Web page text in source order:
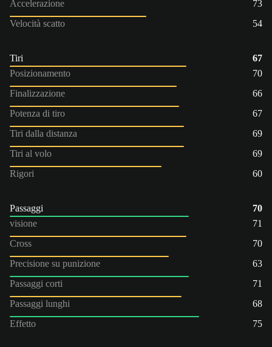
Accelerazione
73
Velocità scatto
54
Tiri
67
Posizionamento
70
Finalizzazione
66
Potenza di tiro
67
Tiri dalla distanza
69
Tiri al volo
69
Rigori
60
Passaggi
70
visione
71
Cross
70
Precisione su punizione
63
Passaggi corti
71
Passaggi lunghi
68
Effetto
75